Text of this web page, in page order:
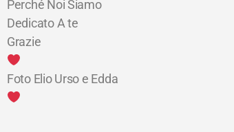
Perché Noi Siamo
Dedicato A te
Grazie
Foto Elio Urso e Edda